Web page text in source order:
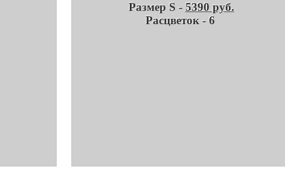
Размер S - 5390 руб.
Расцветок - 6